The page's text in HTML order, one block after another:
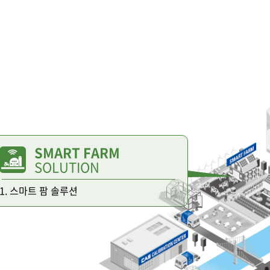
SMART FARM
SOLUTION
1. 스마트 팜 솔루션